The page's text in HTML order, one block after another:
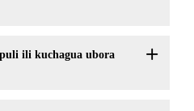
ili kuchagua ubora